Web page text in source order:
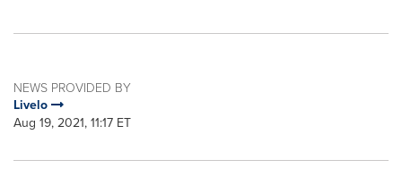
NEWS PROVIDED BY
Livelo
Aug 19, 2021, 11:17 ET